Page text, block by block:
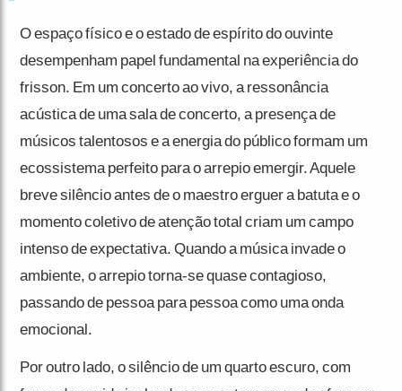
O espaço físico e o estado de espírito do ouvinte
desempenham papel fundamental na experiência do
frisson. Em um concerto ao vivo, a ressonância
acústica de uma sala de concerto, a presença de
músicos talentosos e a energia do público formam um
ecossistema perfeito para o arrepio emergir. Aquele
breve silêncio antes de o maestro erguer a batuta e o
momento coletivo de atenção total criam um campo
intenso de expectativa. Quando a música invade o
ambiente, o arrepio torna-se quase contagioso,
passando de pessoa para pessoa como uma onda
emocional.
Por outro lado, o silêncio de um quarto escuro, com